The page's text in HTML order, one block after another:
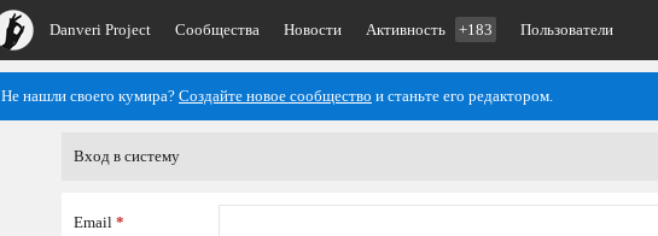
Danveri Project Сообщества Новости Активность +183 Пользователи
Не нашли своего кумира? Создайте новое сообщество и станьте его редактором.
Вход в систему
Email *